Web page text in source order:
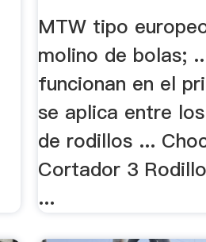
MTW tipo
molino de bolas;
funcionan en el
se aplica entre
de rodillos ...
Cortador 3
...